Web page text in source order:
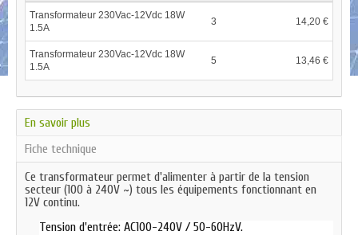
Transformateur 230Vac-12Vdc 18W
1.5A
3 14,20 €
Transformateur 230Vac-12Vdc 18W
1.5A
5 13,46 €
En savoir plus
Fiche technique
Ce transformateur permet d'alimenter à partir de la tension
secteur (100 à 240V ~) tous les équipements fonctionnant en
12V continu.
Tension d'entrée: AC100-240V / 50-60HzV.